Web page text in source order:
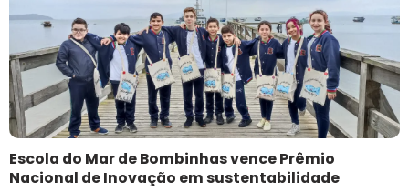
Escola do Mar de Bombinhas vence Prêmio
Nacional de Inovação em sustentabilidade